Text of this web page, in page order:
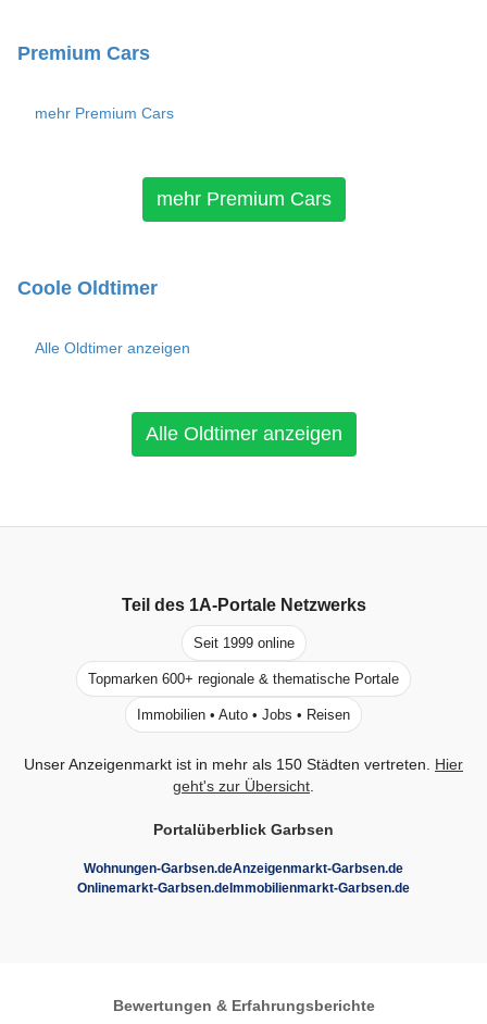
Premium Cars
mehr Premium Cars
mehr Premium Cars
Coole Oldtimer
Alle Oldtimer anzeigen
Alle Oldtimer anzeigen
Teil des 1A-PortaleNetzwerks
Seit 1999 online
Topmarken 600+ regionale & thematische Portale
Immobilien • Auto • Jobs • Reisen
Unser Anzeigenmarkt ist in mehr als 150 Städten vertreten.
Hier
geht's zur Übersicht
Portalüberblick Garbsen
Wohnungen-Garbsen.deAnzeigenmarkt-Garbsen.de
Onlinemarkt-Garbsen.deImmobilienmarkt-Garbsen.de
Bewertungen & Erfahrungsberichte